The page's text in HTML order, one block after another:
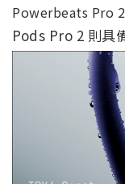
Powerbeats Pro
Pods Pro 2 則具